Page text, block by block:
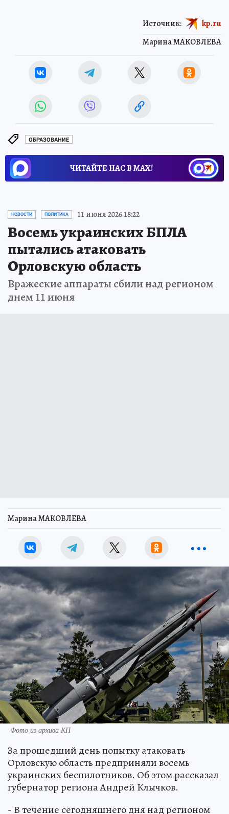
Марина МАКОВЛЕВА
Источник: kp.ru
ОБРАЗОВАНИЕ
ЧИТАЙТЕ НАС В МАХ!
НОВОСТИ ПОЛИТИКА 11 июня 2026 18:22
Восемь украинских БПЛА
пытались атаковать
Орловскую область
Вражеские аппараты сбили над регионом
днем 11 июня
Марина МАКОВЛЕВА
Фото из архива КП
За прошедший день попытку атаковать
Орловскую область предприняли восемь
украинских беспилотников. Об этом рассказал
губернатор региона Андрей Клычков.
- В течение сегодняшнего дня над регионом